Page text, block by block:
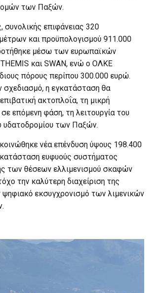
των Παξών.
επιφάνειας 320
και προϋπολογισμού 911.000
μέσω των ευρωπαϊκών
και SWAN, ενώ ο ΟΛΚΕ
πόρους περίπου 300.000 ευρώ.
η εγκατάσταση θα
ακτοπλοΐα, τη μικρή
σε επόμενη φάση, τη λειτουργία του
υδατοδρομίου των Παξών.
νέα επένδυση ύψους 198.400
ευφυούς συστήματος
των θέσεων ελλιμενισμού σκαφών
την καλύτερη διαχείριση της
ψηφιακό εκσυγχρονισμό των λιμενικών